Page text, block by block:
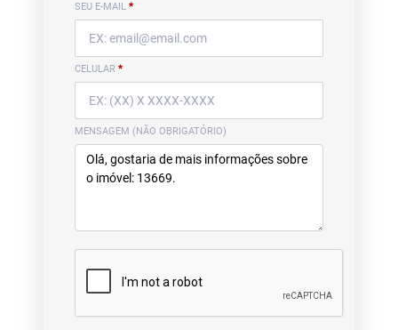
SEU E-MAIL *
CELULAR *
MENSAGEM (NÃO OBRIGATÓRIO)